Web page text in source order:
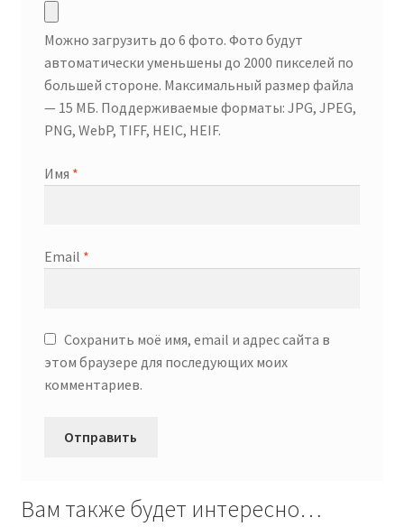
Можно загрузить до 6 фото. Фото будут
автоматически уменьшены до 2000 пикселей по
большей стороне. Максимальный размер файла
— 15 МБ. Поддерживаемые форматы: JPG, JPEG,
PNG, WebP, TIFF, HEIC, HEIF.
Имя *
Email *
Сохранить моё имя, email и адрес сайта в
этом браузере для последующих моих
комментариев.
Вам также будет интересно…